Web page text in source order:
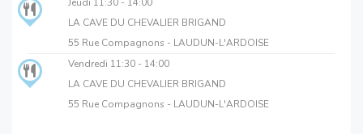
LA CAVE DU CHEVALIER BRIGAND
55 Rue Compagnons - LAUDUN-L'ARDOISE
Vendredi 11:30 - 14:00
LA CAVE DU CHEVALIER BRIGAND
55 Rue Compagnons - LAUDUN-L'ARDOISE